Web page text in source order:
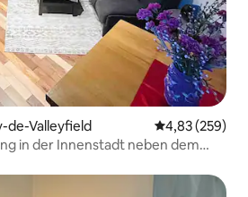
de-Valleyfield
4,83 (259)
in der Innenstadt neben dem